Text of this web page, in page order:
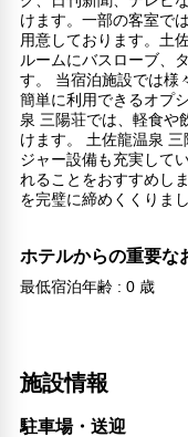
けます。一部の客室で
用意しております。土
ルームにバスローブ、
す。 当宿泊施設では様
簡単に利用できるオプ
泉 三陽荘では、軽食や
けます。 土佐龍温泉
ジャー設備も充実して
れることをおすすめし
を完璧に締めくくりまし
ホテルからの重要な
最低宿泊年齢 : 0 歳
施設情報
駐車場・送迎